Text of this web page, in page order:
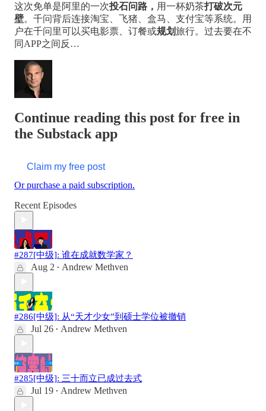
这次免单是阿里的一次投石问路， 用一杯奶茶打破次元
壁。千问背后连接淘宝、飞猪、盒马、支付宝等系统。用
户在千问里可以买电影票、订餐或规划旅行。过去要在不
同APP之间反…
Continue reading this post for free in
the Substack app
Claim my free post
Or purchase a paid subscription.
Recent Episodes
#287[中级]: 谁在成就数学家？
Aug 2 • Andrew Methven
#286[中级]: 从“天才少女”到硕士学位被撤销
Jul 26 • Andrew Methven
#285[中级]: 三十而立已成过去式
Jul 19 • Andrew Methven